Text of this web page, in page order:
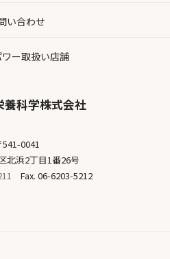
養科学株式会社
541-0041
北浜2丁目1番26号
Fax. 06-6203-5212
い合わせ
ー取扱い店舗